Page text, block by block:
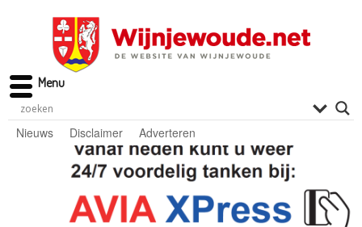
Nieuws Disclaimer Adverteren
Menu